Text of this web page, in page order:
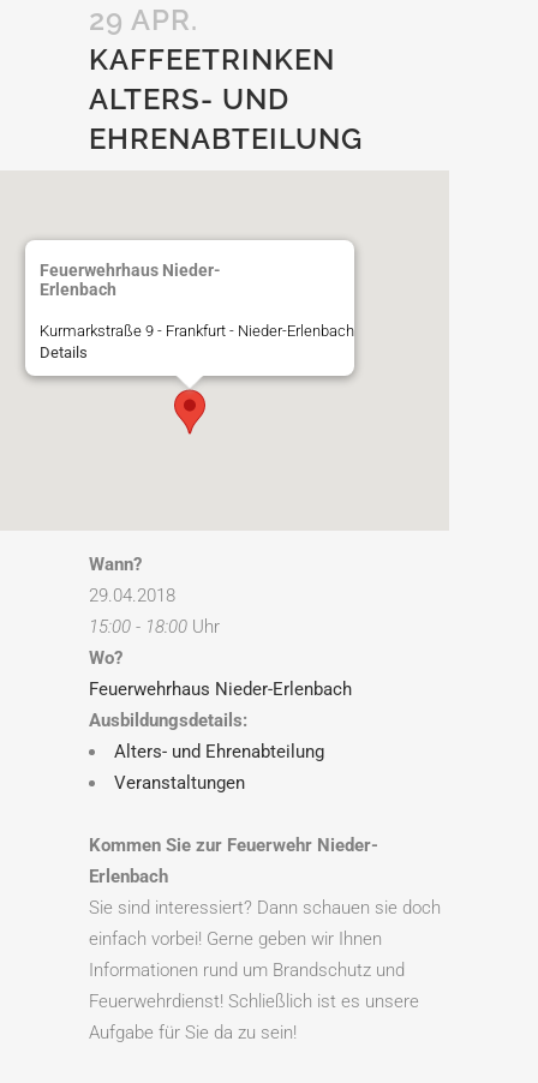
29 APR.
KAFFEETRINKEN
ALTERS- UND
EHRENABTEILUNG
Feuerwehrhaus Nieder-
Erlenbach
Kurmarkstraße 9 - Frankfurt - Nieder-Erlenbach
Details
Wann?
29.04.2018
15:00 - 18:00 Uhr
Wo?
Feuerwehrhaus Nieder-Erlenbach
Ausbildungsdetails:
Alters- und Ehrenabteilung
Veranstaltungen
Kommen Sie zur Feuerwehr Nieder-
Erlenbach
Sie sind interessiert? Dann schauen sie doch
einfach vorbei! Gerne geben wir Ihnen
Informationen rund um Brandschutz und
Feuerwehrdienst! Schließlich ist es unsere
Aufgabe für Sie da zu sein!